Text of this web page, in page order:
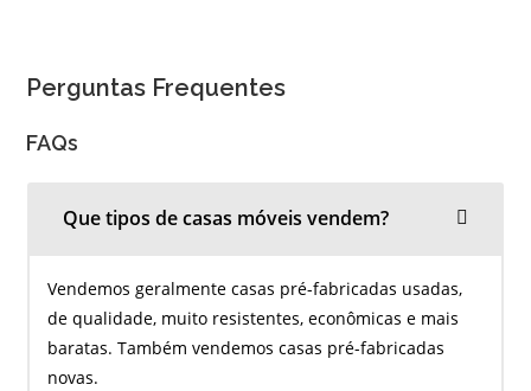
Perguntas Frequentes
FAQs
Que tipos de casas móveis vendem?
Vendemos geralmente casas pré-fabricadas usadas,
de qualidade, muito resistentes, econômicas e mais
baratas. Também vendemos casas pré-fabricadas
novas.